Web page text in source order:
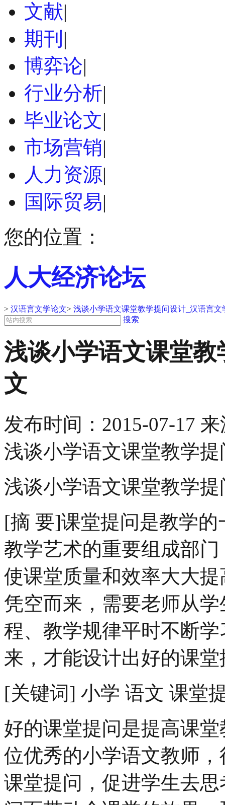
文献|
期刊 |
博弈论|
行业分析|
毕业论文|
市场营销|
人力资源|
国际贸易|
您的位置：
人大经济论坛
> 汉语言文学论文> 浅谈小学语文课堂教学提问设计_汉语言文
搜索
浅谈小学语文课堂
文
发布时间： 2015-07-17 来
浅谈小学语文课堂教学
浅谈小学语文课堂教学提
[摘 要]课堂提问是教学
教学艺术的重要组成部
使课堂质量和效率大大
凭空而来，需要老师从
程、教学规律平时不断
来，才能设计出好的课堂
[关键词] 小学 语文 课堂
好的课堂提问是提高课
位优秀的小学语文教师
课堂提问，促进学生去